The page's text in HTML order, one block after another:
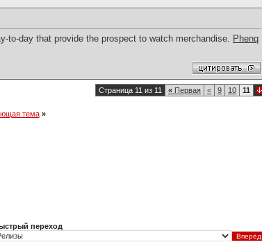
to-day that provide the prospect to watch merchandise. Phenq
Страница 11 из 11 « Первая < 9 10 11
тема »
переход